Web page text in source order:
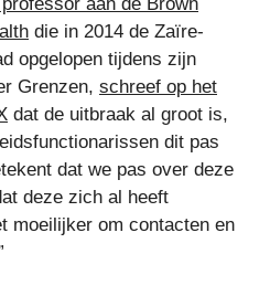
die in 2014 de Zaïre-
opgelopen tijdens zijn
Grenzen, schreef op het
dat de uitbraak al groot is,
dit pas
dat we pas over deze
deze zich al heeft
moeilijker om contacten en